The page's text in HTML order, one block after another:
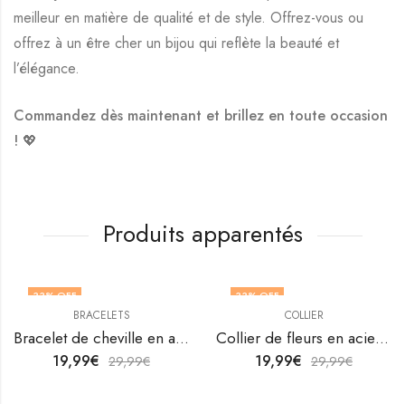
meilleur en matière de qualité et de style. Offrez-vous ou
offrez à un être cher un bijou qui reflète la beauté et
l’élégance.
Commandez dès maintenant et brillez en toute occasion
! 💖
Produits apparentés
33% OFF
BRACELETS
Bracelet de cheville en acier inoxydable plaqué or 18K de V&F Jewellers
19,99€ 29,99€
33% OFF
COLLIER
Collier de fleurs en acier inoxydable plaqué or 18K par V&F Jewellers
19,99€ 29,99€